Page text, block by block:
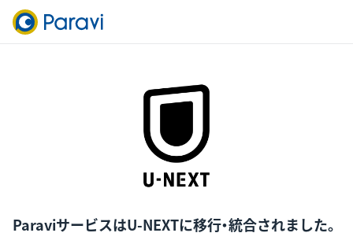
ParaviサービスはU-NEXTに移行・統合されました。